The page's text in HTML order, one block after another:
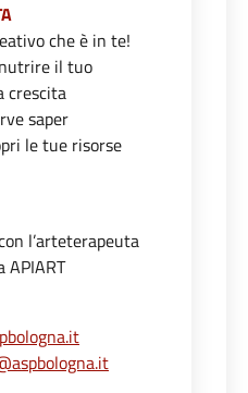
che è in te!
il tuo
crescita
saper
le tue risorse
l’arteterapeuta
APIART